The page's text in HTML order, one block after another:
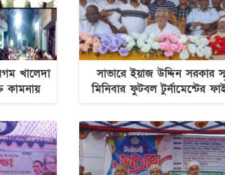
খালেদা
কামনায়
সাভারে ইয়াজ উদ্দিন সরকার
মিনিবার ফুটবল টুর্নামেন্টের